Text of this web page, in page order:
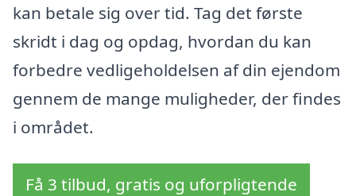
kan betale sig over tid. Tag det første
skridt i dag og opdag, hvordan du kan
forbedre vedligeholdelsen af din ejendom
gennem de mange muligheder, der findes
i området.
Få 3 tilbud, gratis og uforpligtende